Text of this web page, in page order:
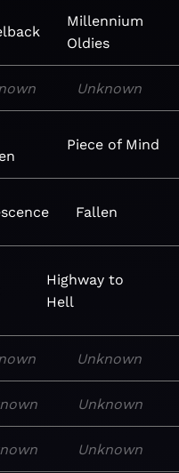
Millennium
Oldies
Unknown
Piece of Mind
Fallen
Highway to
Hell
Unknown
Unknown
Unknown